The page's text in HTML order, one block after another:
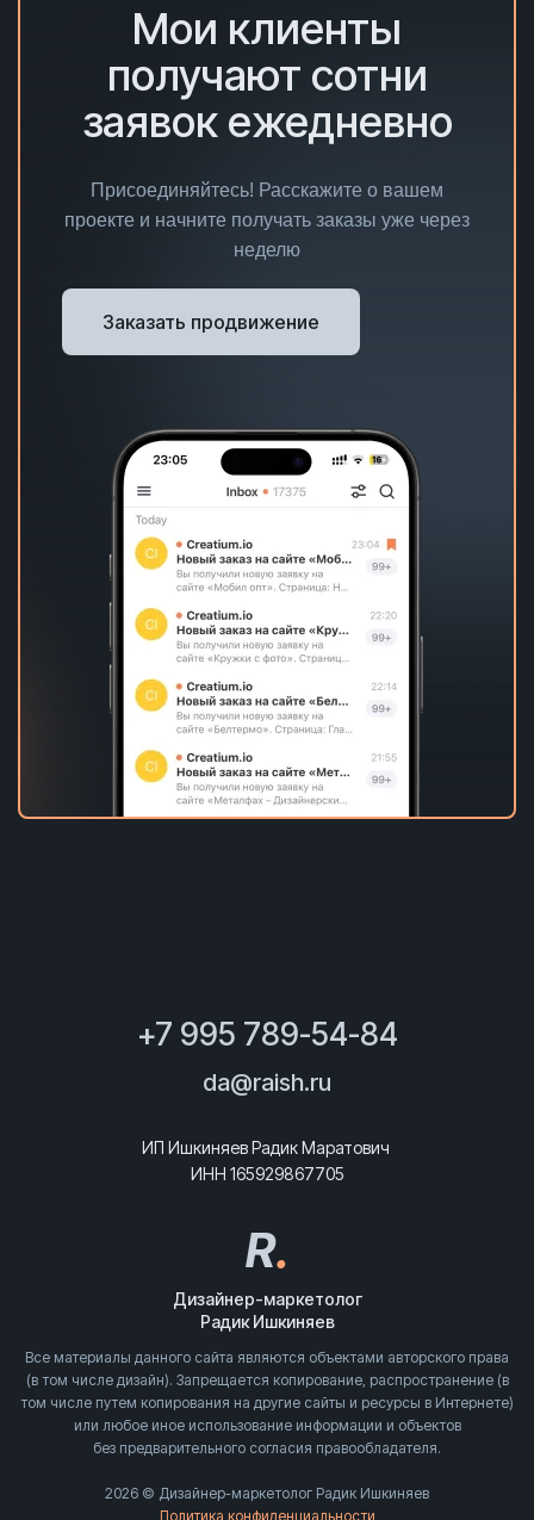
Мои клиенты
получают сотни
заявок ежедневно
Присоединяйтесь! Расскажите о вашем
проекте и начните получать заказы уже через
неделю
Заказать продвижение
+7 995 789-54-84
da@raish.ru
ИП Ишкиняев Радик Маратович
ИНН 165929867705
R.
Дизайнер-маркетолог
Радик Ишкиняев
Все материалы данного сайта являются объектами авторского права
(в том числе дизайн). Запрещается копирование, распространение (в
том числе путем копирования на другие сайты и ресурсы в Интернете)
или любое иное использование информации и объектов
без предварительного согласия правообладателя.
2026 © Дизайнер-маркетолог Радик Ишкиняев
Политика конфиденциальности